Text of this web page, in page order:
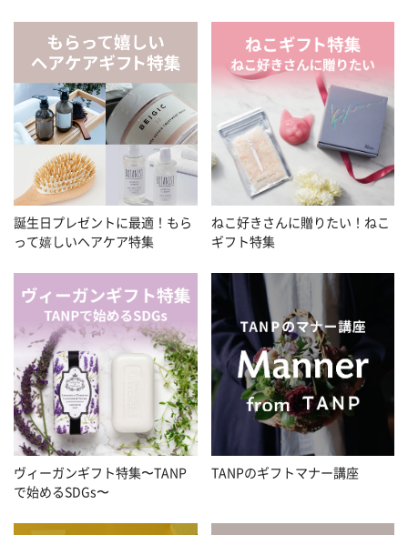
誕生日プレゼントに最適！もら
って嬉しいヘアケア特集
ねこ好きさんに贈りたい！ねこ
ギフト特集
ヴィーガンギフト特集〜TANP
で始めるSDGs〜
TANPのギフトマナー講座